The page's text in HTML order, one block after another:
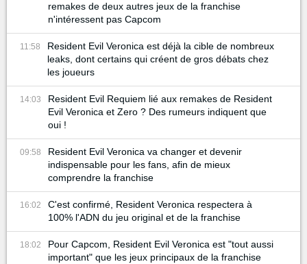
remakes de deux autres jeux de la franchise
n'intéressent pas Capcom
11:58
Resident Evil Veronica est déjà la cible de nombreux
leaks, dont certains qui créent de gros débats chez
les joueurs
14:03
Resident Evil Requiem lié aux remakes de Resident
Evil Veronica et Zero ? Des rumeurs indiquent que
oui !
09:58
Resident Evil Veronica va changer et devenir
indispensable pour les fans, afin de mieux
comprendre la franchise
16:02
C'est confirmé, Resident Veronica respectera à
100% l'ADN du jeu original et de la franchise
18:02
Pour Capcom, Resident Evil Veronica est "tout aussi
important" que les jeux principaux de la franchise